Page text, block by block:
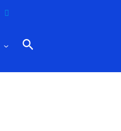
Rechercher